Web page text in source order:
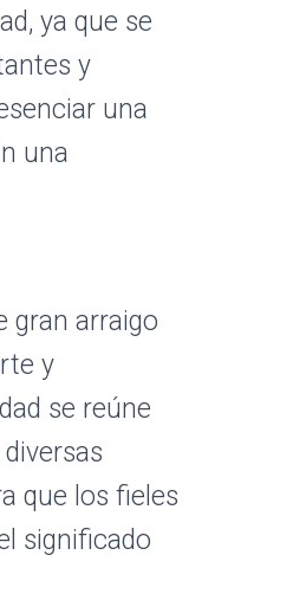
ya que se
y
una
una
gran arraigo
y
se reúne
que los fieles
significado